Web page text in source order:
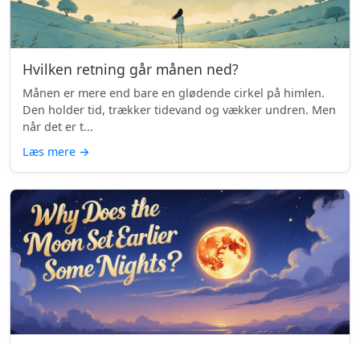
Hvilken retning går månen ned?
Månen er mere end bare en glødende cirkel på himlen.
Den holder tid, trækker tidevand og vækker undren. Men
når det er t...
Læs mere →